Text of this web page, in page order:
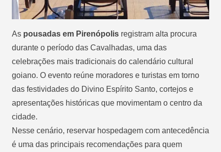
As pousadas em Pirenópolis registram alta procura
durante o período das Cavalhadas, uma das
celebrações mais tradicionais do calendário cultural
goiano. O evento reúne moradores e turistas em torno
das festividades do Divino Espírito Santo, cortejos e
apresentações históricas que movimentam o centro da
cidade.
Nesse cenário, reservar hospedagem com antecedência
é uma das principais recomendações para quem